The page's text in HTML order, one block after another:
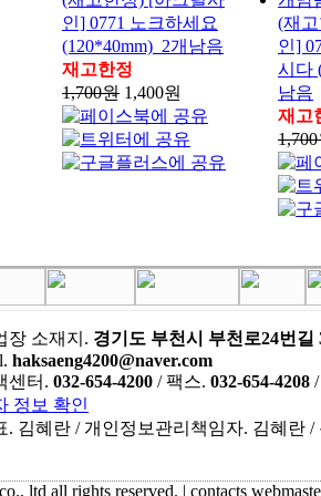
인] 0771 노크하세요
(120*40mm)_2개남음
재고한정
1,700원 1,400원
(재
인]
시다
남음
재고
장 소재지. 경기도 부천시 부천로24번길
haksaeng4200@naver.com
센터. 032-654-4200 / 팩스. 032-654-4208
정보 확인
. 김혜란 / 개인정보관리책임자. 김혜란 /
ltd all rights reserved. | contacts